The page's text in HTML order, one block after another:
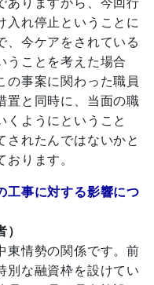
入れ停止ということに
、今ケアをされている
うことを考えた場合
の事案に関わった職員
置と同時に、当面の職
くようにということ
されたんではないかと
ります。
工事に対する影響につ
情勢の関係です。前
別な融資枠を設けてい